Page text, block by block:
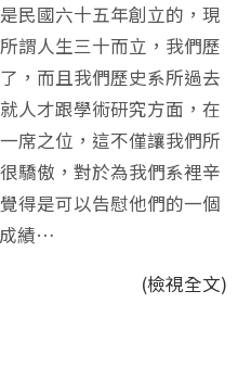
民國六十五年創立的，現
謂人生三十而立，我們歷
，而且我們歷史系所過去
人才跟學術研究方面，在
席之位，這不僅讓我們所
驕傲，對於為我們系裡辛
得是可以告慰他們的一個
績…
(檢視全文)